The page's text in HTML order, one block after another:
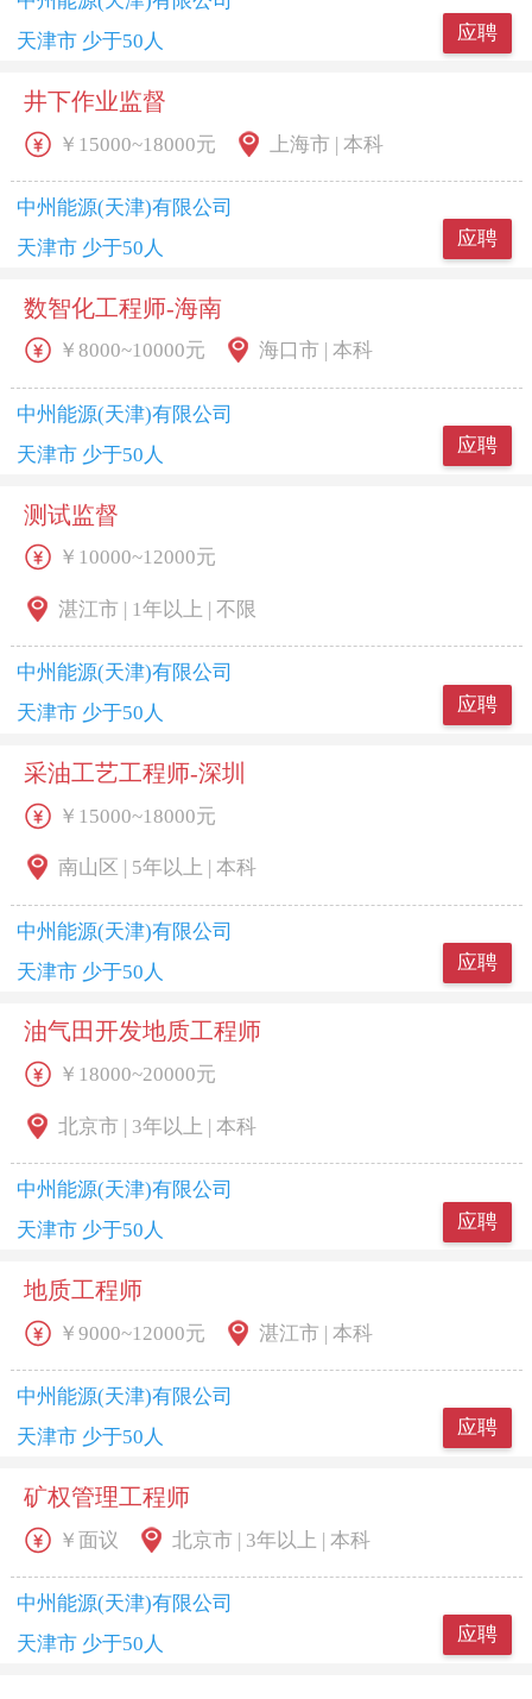
应聘
天津市 少于50人
井下作业监督
应聘
￥15000~18000元 上海市 | 本科
中州能源(天津)有限公司
天津市 少于50人
数智化工程师-海南
应聘
￥8000~10000元 海口市 | 本科
中州能源(天津)有限公司
天津市 少于50人
测试监督
应聘
￥10000~12000元
湛江市 | 1年以上 | 不限
中州能源(天津)有限公司
天津市 少于50人
采油工艺工程师-深圳
应聘
￥15000~18000元
南山区 | 5年以上 | 本科
中州能源(天津)有限公司
天津市 少于50人
油气田开发地质工程师
应聘
￥18000~20000元
北京市 | 3年以上 | 本科
中州能源(天津)有限公司
天津市 少于50人
地质工程师
应聘
￥9000~12000元 湛江市 | 本科
中州能源(天津)有限公司
天津市 少于50人
矿权管理工程师
应聘
￥面议 北京市 | 3年以上 | 本科
中州能源(天津)有限公司
天津市 少于50人